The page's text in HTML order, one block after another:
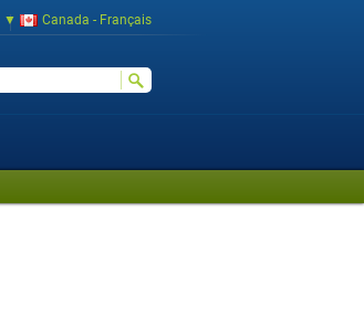
Canada - Français